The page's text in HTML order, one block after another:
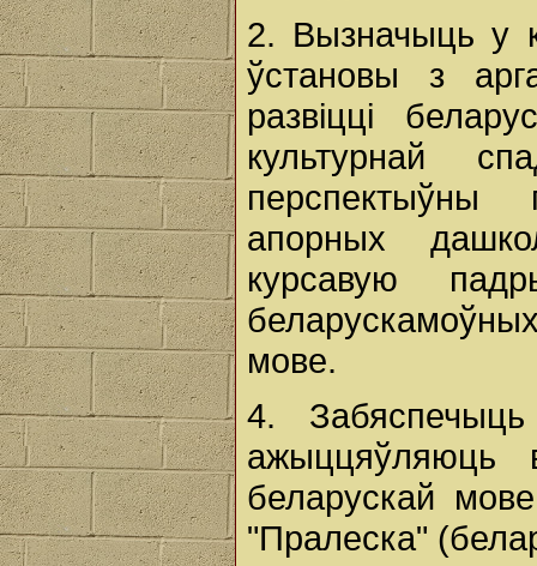
2. Вызначыць у
ўстановы з
развіцці
культурнай
перспектыўны
апорных
курсавую
мове.
4.
ажыццяўляюць
беларускай
"Пралеска"